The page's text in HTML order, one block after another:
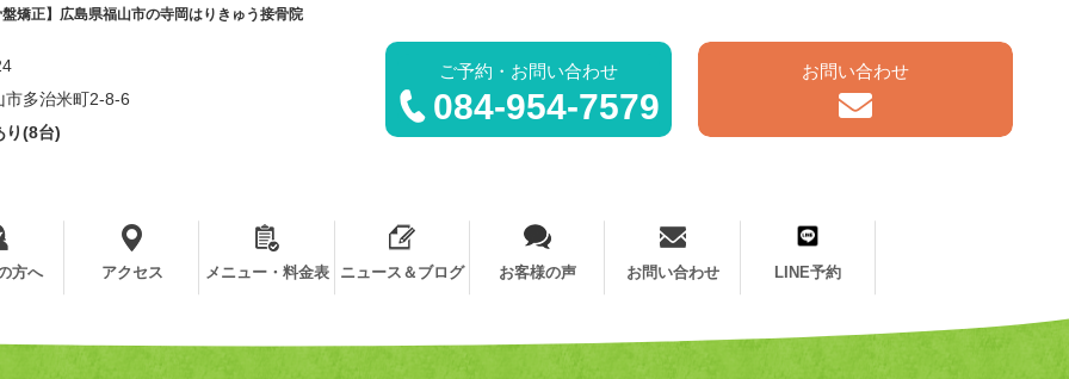
矯正】広島県福山市の寺岡はりきゅう接骨院
ご予約・お問い合わせ
084-954-7579
お問い合わせ
市多治米町2-8-6
(8台)
方へ アクセス メニュー・料金表 ニュース＆ブログ お客様の声 お問い合わせ LINE予約